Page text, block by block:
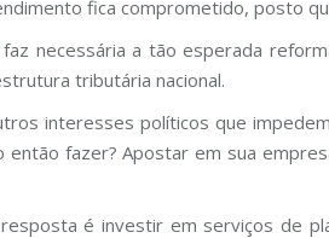
fica comprometido, posto
necessária a tão esperada
tributária nacional.
interesses políticos que
então fazer? Apostar em sua
é investir em serviços de